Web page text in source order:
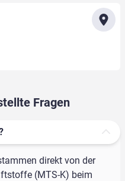
Fragen
direkt von der
(MTS-K) beim